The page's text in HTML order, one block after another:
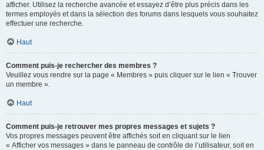
afficher. Utilisez la recherche avancée et essayez d’être plus précis dans les
termes employés et dans la sélection des forums dans lesquels vous souhaitez
effectuer une recherche.
Haut
Comment puis-je rechercher des membres ?
Veuillez vous rendre sur la page « Membres » puis cliquer sur le lien « Trouver
un membre ».
Haut
Comment puis-je retrouver mes propres messages et sujets ?
Vos propres messages peuvent être affichés soit en cliquant sur le lien
« Afficher vos messages » dans le panneau de contrôle de l’utilisateur, soit en